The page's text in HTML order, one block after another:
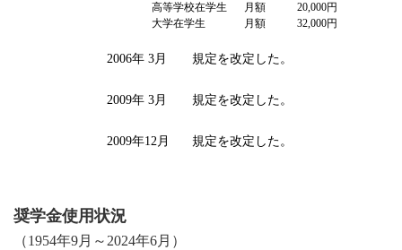
高等学校在学生 月額
20,000円
大学在学生
月額 32,000円
2006年 3月 規定を改定した。
2009年 3月 規定を改定した。
2009年12月 規定を改定した。
奨学金使用状況
（1954年9月～2024年6月）